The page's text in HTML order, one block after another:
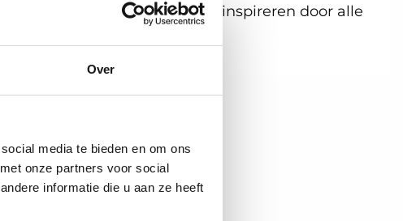
Over
media te bieden en om ons
onze partners voor social
informatie die u aan ze heeft
Klik hieren laat je inspireren door alle